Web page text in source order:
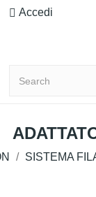
Accedi
SISTEMA